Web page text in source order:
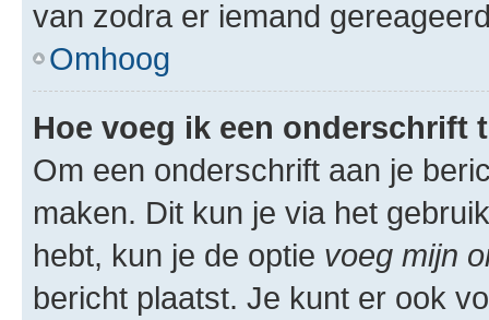
van zodra er iemand
Omhoog
Hoe voeg ik een onderschrift
Om een onderschrift aan je
maken. Dit kun je via het
hebt, kun je de optie voeg mijn
bericht plaatst. Je kunt er ook